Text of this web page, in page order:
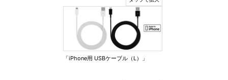
「iPhone用 USBケーブル（L）」